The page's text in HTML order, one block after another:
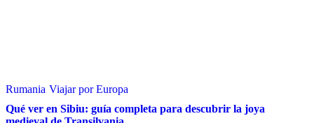
Rumania Viajar por Europa
Qué ver en Sibiu: guía completa para descubrir la joya